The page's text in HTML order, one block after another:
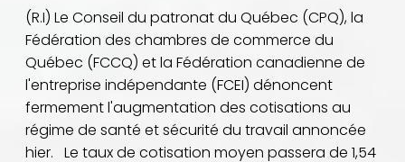
(R.I) Le Conseil du patronat du Québec (CPQ), la
Fédération des chambres de commerce du
Québec (FCCQ) et la Fédération canadienne de
l'entreprise indépendante (FCEI) dénoncent
fermement l'augmentation des cotisations au
régime de santé et sécurité du travail annoncée
hier. Le taux de cotisation moyen passera de 1,54